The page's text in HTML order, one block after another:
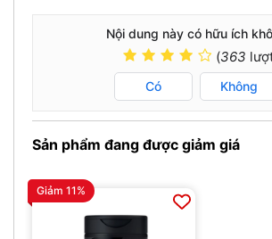
Nội dung này có hữu ích
(363
Có Không
Sản phẩm đang được giảm giá
Giảm 11%